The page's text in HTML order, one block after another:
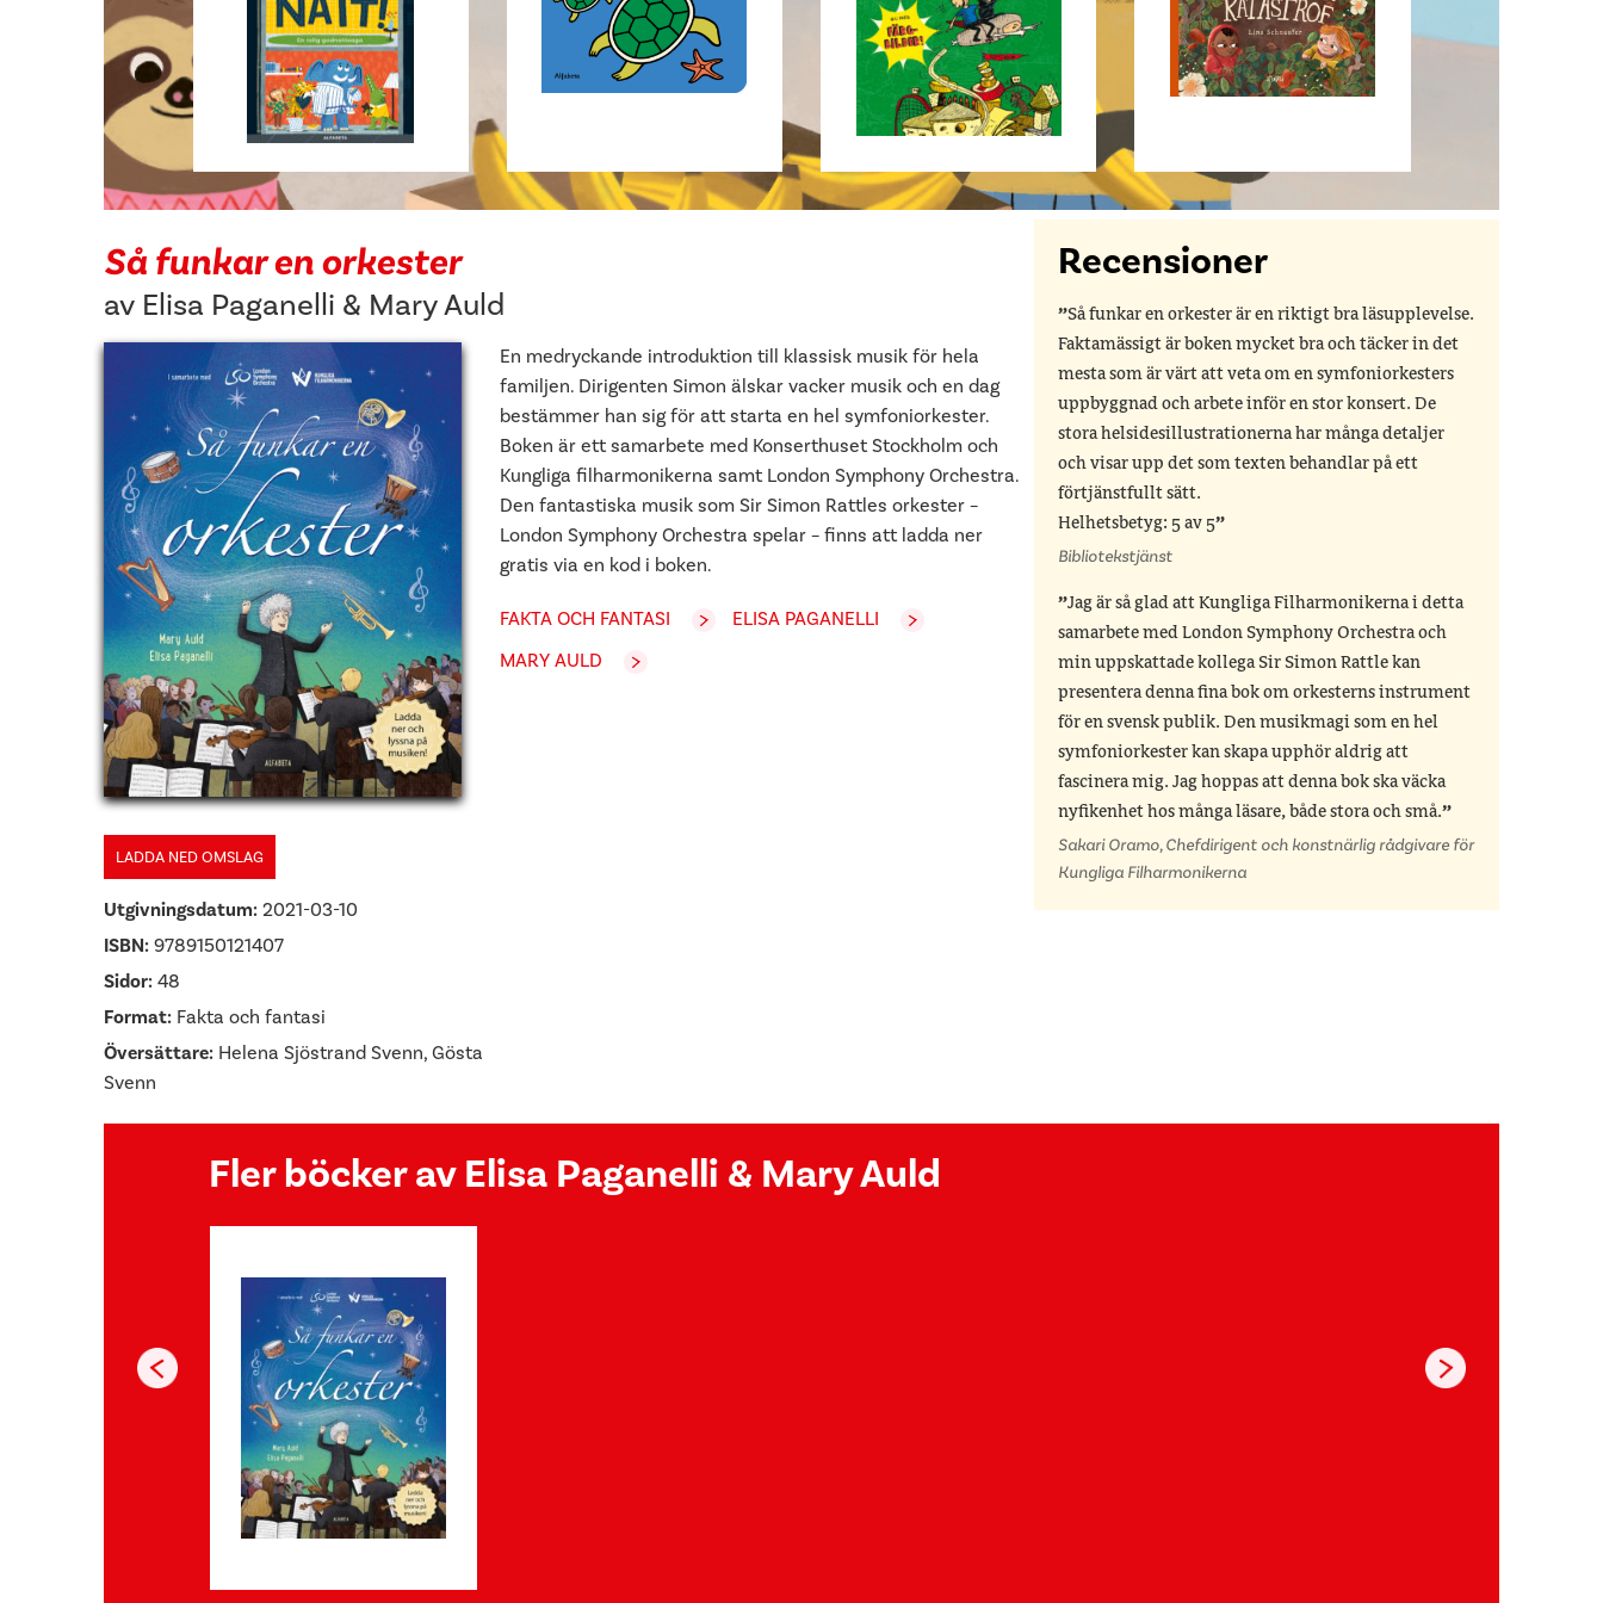
Så funkar en orkester
av Elisa Paganelli & Mary Auld
LADDA NED OMSLAG
Utgivningsdatum: 2021-03-10
ISBN: 9789150121407
Sidor: 48
Format: Fakta och fantasi
Översättare: Helena Sjöstrand Svenn, Gösta
Svenn
En medryckande introduktion till klassisk musik för hela
familjen. Dirigenten Simon älskar vacker musik och en dag
bestämmer han sig för att starta en hel symfoniorkester.
Boken är ett samarbete med Konserthuset Stockholm och
Kungliga filharmonikerna samt London Symphony Orchestra.
Den fantastiska musik som Sir Simon Rattles orkester –
London Symphony Orchestra spelar – finns att ladda ner
gratis via en kod i boken.
FAKTA OCH FANTASI
ELISA PAGANELLI
MARY AULD
Recensioner
Så funkar en orkester är en riktigt bra läsupplevelse.
Faktamässigt är boken mycket bra och täcker in det
mesta som är värt att veta om en symfoniorkesters
uppbyggnad och arbete inför en stor konsert. De
stora helsidesillustrationerna har många detaljer
och visar upp det som texten behandlar på ett
förtjänstfullt sätt.
Helhetsbetyg: 5 av 5
Bibliotekstjänst
Jag är så glad att Kungliga Filharmonikerna i detta
samarbete med London Symphony Orchestra och
min uppskattade kollega Sir Simon Rattle kan
presentera denna fina bok om orkesterns instrument
för en svensk publik. Den musikmagi som en hel
symfoniorkester kan skapa upphör aldrig att
fascinera mig. Jag hoppas att denna bok ska väcka
nyfikenhet hos många läsare, både stora och små.
Sakari Oramo, Chefdirigent och konstnärlig rådgivare för
Kungliga Filharmonikerna
Fler böcker av Elisa Paganelli & Mary Auld